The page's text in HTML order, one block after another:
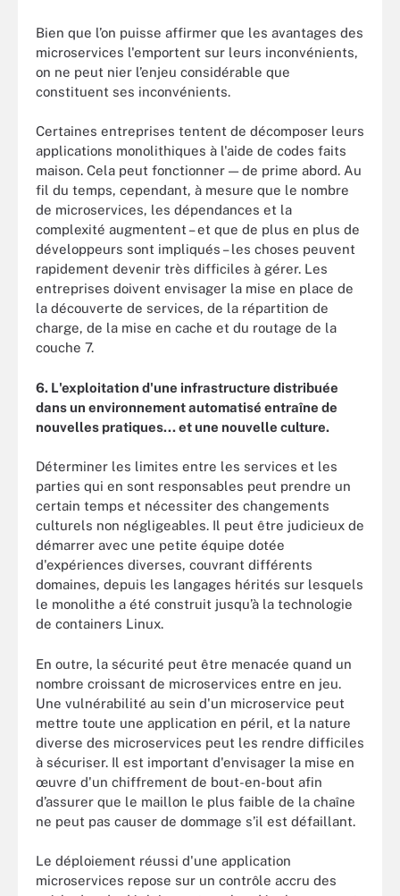
Bien que l’on puisse affirmer que les avantages des
microservices l'emportent sur leurs inconvénients,
on ne peut nier l’enjeu considérable que
constituent ses inconvénients.
Certaines entreprises tentent de décomposer leurs
applications monolithiques à l'aide de codes faits
maison. Cela peut fonctionner — de prime abord. Au
fil du temps, cependant, à mesure que le nombre
de microservices, les dépendances et la
complexité augmentent – et que de plus en plus de
développeurs sont impliqués – les choses peuvent
rapidement devenir très difficiles à gérer. Les
entreprises doivent envisager la mise en place de
la découverte de services, de la répartition de
charge, de la mise en cache et du routage de la
couche 7.
6. L'exploitation d'une infrastructure distribuée
dans un environnement automatisé entraîne de
nouvelles pratiques... et une nouvelle culture.
Déterminer les limites entre les services et les
parties qui en sont responsables peut prendre un
certain temps et nécessiter des changements
culturels non négligeables. Il peut être judicieux de
démarrer avec une petite équipe dotée
d'expériences diverses, couvrant différents
domaines, depuis les langages hérités sur lesquels
le monolithe a été construit jusqu’à la technologie
de containers Linux.
En outre, la sécurité peut être menacée quand un
nombre croissant de microservices entre en jeu.
Une vulnérabilité au sein d'un microservice peut
mettre toute une application en péril, et la nature
diverse des microservices peut les rendre difficiles
à sécuriser. Il est important d'envisager la mise en
œuvre d'un chiffrement de bout-en-bout afin
d’assurer que le maillon le plus faible de la chaîne
ne peut pas causer de dommage s’il est défaillant.
Le déploiement réussi d'une application
microservices repose sur un contrôle accru des